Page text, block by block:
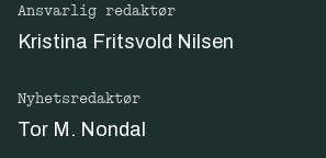
Ansvarlig redaktør
Kristina Fritsvold Nilsen
Nyhetsredaktør
Tor M. Nondal